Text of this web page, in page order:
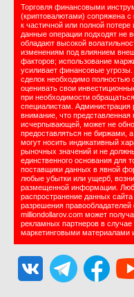
Торговля финансовыми
(криптовалютами) сопряжена
к частичной или полной потере
данные операции подходят не
обладают высокой
изменениям под влиянием
факторов; использование
усиливает финансовые
сделок необходимо полностью
оценивать свои
при необходимости
специалистам. Администрация
внимание, что
исчерпывающей, может не
предоставляться не биржами,
могут носить индикативный
рыночных значений и не
единственного основания для
поставщики данных в явной
любые убытки или ущерб,
размещенной информации.
распространение данных
разрешения правообладателей
milliondollarov.com может
рекламных партнеров в случае
маркетинговыми материалами